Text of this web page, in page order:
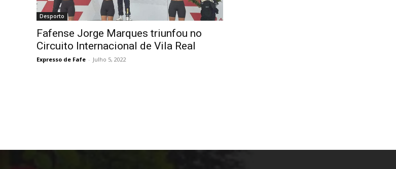
Desporto
Fafense Jorge Marques triunfou no
Circuito Internacional de Vila Real
Expresso de Fafe - Julho 5, 2022